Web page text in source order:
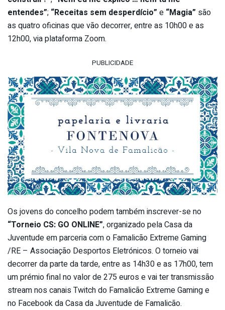
entendes”; “Receitas sem desperdício” e “Magia” são
as quatro oficinas que vão decorrer, entre as 10h00 e as
12h00, via plataforma Zoom.
PUBLICIDADE
Os jovens do concelho podem também inscrever-se no
“Torneio CS: GO ONLINE”, organizado pela Casa da
Juventude em parceria com o Famalicão Extreme Gaming
/RE – Associação Desportos Eletrónicos. O torneio vai
decorrer da parte da tarde, entre as 14h30 e as 17h00, tem
um prémio final no valor de 275 euros e vai ter transmissão
stream nos canais Twitch do Famalicão Extreme Gaming e
no Facebook da Casa da Juventude de Famalicão.